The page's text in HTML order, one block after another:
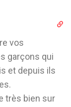
vos
garçons qui
et depuis ils
très bien sur